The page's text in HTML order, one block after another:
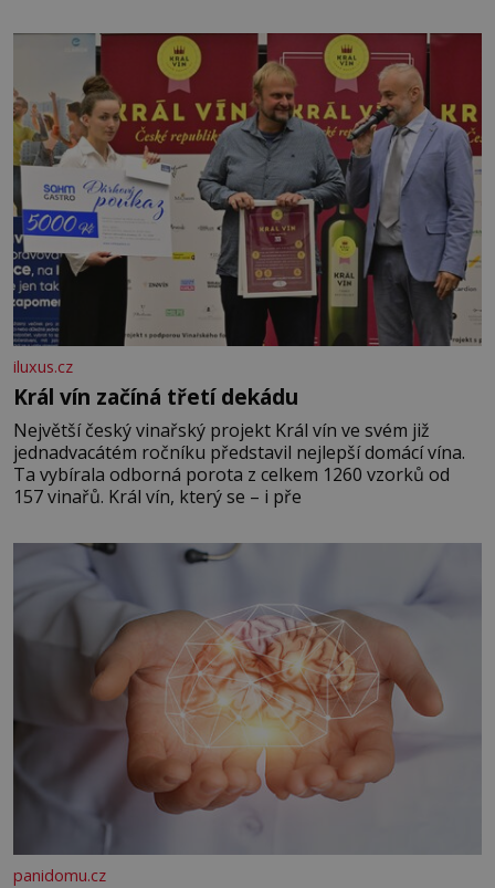
iluxus.cz
Král vín začíná třetí dekádu
Největší český vinařský projekt Král vín ve svém již
jednadvacátém ročníku představil nejlepší domácí vína.
Ta vybírala odborná porota z celkem 1260 vzorků od
157 vinařů. Král vín, který se – i pře
panidomu.cz